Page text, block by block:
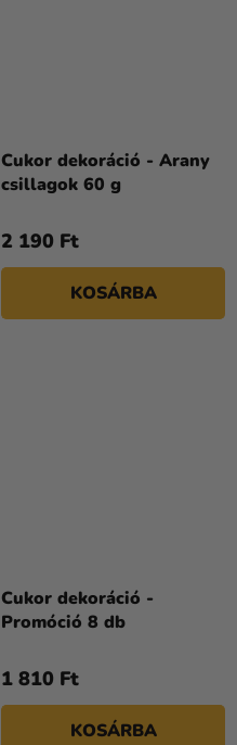
Cukor dekoráció - Arany
csillagok 60 g
2 190 Ft
KOSÁRBA
Cukor dekoráció -
Promóció 8 db
1 810 Ft
KOSÁRBA